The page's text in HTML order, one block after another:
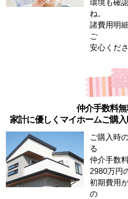
環境も確
ね。
諸費用明
ご
安心くだ
仲介手数料無
家計に優しくマイホームご購
ご購入時
る
仲介手数
2980万円
初期費用
の